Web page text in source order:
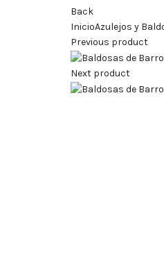
Back
InicioAzulejos y
Previous product
Next product